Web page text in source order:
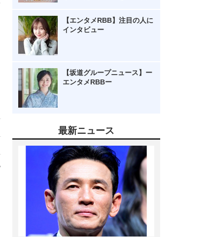
【エンタメRBB】注目の人に
インタビュー
【坂道グループニュース】ー
エンタメRBBー
最新ニュース